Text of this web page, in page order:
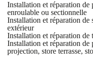
Installation et réparation de
enroulable ou sectionnelle
Installation et réparation de
extérieur
Installation et réparation de
Installation et réparation de
projection, store terrasse,